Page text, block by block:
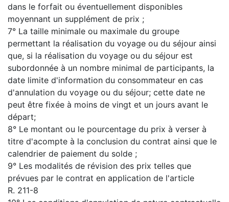
dans le forfait ou éventuellement disponibles
moyennant un supplément de prix ;
7° La taille minimale ou maximale du groupe
permettant la réalisation du voyage ou du séjour ainsi
que, si la réalisation du voyage ou du séjour est
subordonnée à un nombre minimal de participants, la
date limite d'information du consommateur en cas
d'annulation du voyage ou du séjour; cette date ne
peut être fixée à moins de vingt et un jours avant le
départ;
8° Le montant ou le pourcentage du prix à verser à
titre d'acompte à la conclusion du contrat ainsi que le
calendrier de paiement du solde ;
9° Les modalités de révision des prix telles que
prévues par le contrat en application de l'article
R. 211-8